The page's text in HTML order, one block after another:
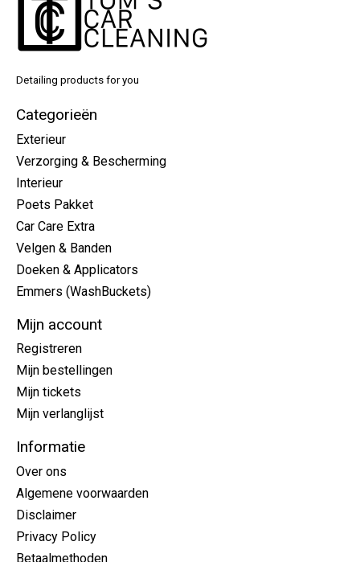
Detailing products for you
Categorieën
Exterieur
Verzorging & Bescherming
Interieur
Poets Pakket
Car Care Extra
Velgen & Banden
Doeken & Applicators
Emmers (WashBuckets)
Mijn account
Registreren
Mijn bestellingen
Mijn tickets
Mijn verlanglijst
Informatie
Over ons
Algemene voorwaarden
Disclaimer
Privacy Policy
Betaalmethoden